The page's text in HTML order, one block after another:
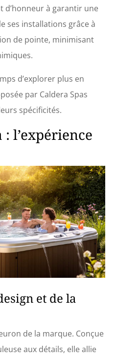
d’honneur à garantir une
ses installations grâce à
de pointe, minimisant
d’explorer plus en
par Caldera Spas
spécificités.
l’expérience
et de la
de la marque. Conçue
aux détails, elle allie